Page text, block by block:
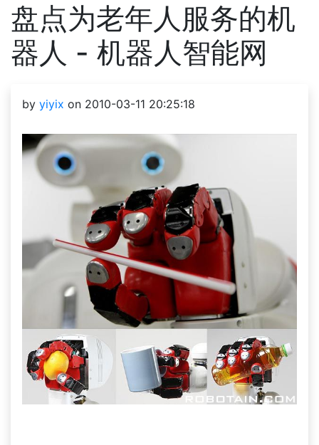
盘点为老年人服务的机
器人 - 机器人智能网
by yiyix on 2010-03-11 20:25:18